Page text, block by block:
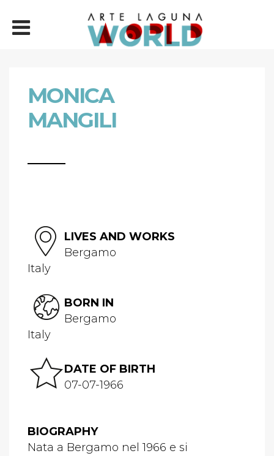
MONICA
MANGILI
LIVES AND WORKS
Bergamo
Italy
BORN IN
Bergamo
Italy
DATE OF BIRTH
07-07-1966
BIOGRAPHY
Nata a Bergamo nel 1966 e si